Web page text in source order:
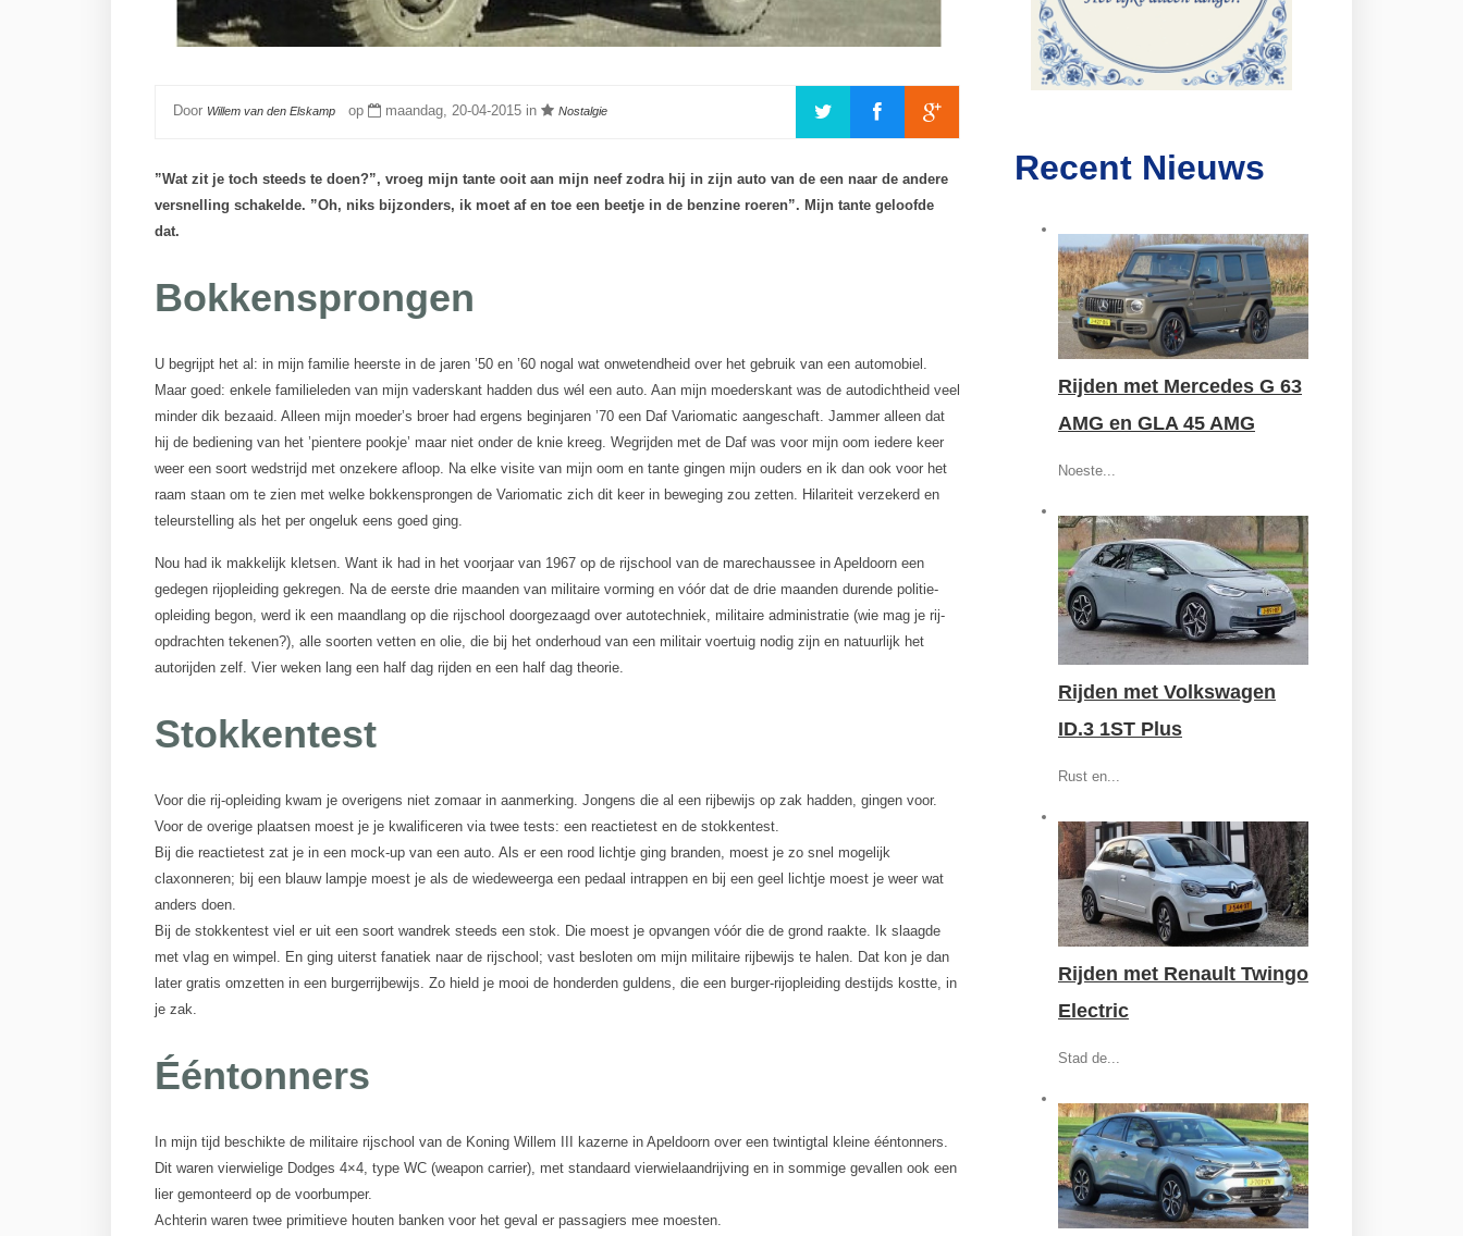
Door Willem van den Elskamp op maandag, 20-04-2015 in Nostalgie
”Wat zit je toch steeds te doen?”, vroeg mijn tante ooit aan mijn neef zodra hij in zijn auto van de een naar de andere
versnelling schakelde. ”Oh, niks bijzonders, ik moet af en toe een beetje in de benzine roeren”. Mijn tante geloofde
dat.
Bokkensprongen
U begrijpt het al: in mijn familie heerste in de jaren ’50 en ’60 nogal wat onwetendheid over het gebruik van een automobiel.
Maar goed: enkele familieleden van mijn vaderskant hadden dus wél een auto. Aan mijn moederskant was de autodichtheid veel
minder dik bezaaid. Alleen mijn moeder’s broer had ergens beginjaren ’70 een Daf Variomatic aangeschaft. Jammer alleen dat
hij de bediening van het ’pientere pookje’ maar niet onder de knie kreeg. Wegrijden met de Daf was voor mijn oom iedere keer
weer een soort wedstrijd met onzekere afloop. Na elke visite van mijn oom en tante gingen mijn ouders en ik dan ook voor het
raam staan om te zien met welke bokkensprongen de Variomatic zich dit keer in beweging zou zetten. Hilariteit verzekerd en
teleurstelling als het per ongeluk eens goed ging.
Nou had ik makkelijk kletsen. Want ik had in het voorjaar van 1967 op de rijschool van de marechaussee in Apeldoorn een
gedegen rijopleiding gekregen. Na de eerste drie maanden van militaire vorming en vóór dat de drie maanden durende politie-
opleiding begon, werd ik een maandlang op die rijschool doorgezaagd over autotechniek, militaire administratie (wie mag je rij-
opdrachten tekenen?), alle soorten vetten en olie, die bij het onderhoud van een militair voertuig nodig zijn en natuurlijk het
autorijden zelf. Vier weken lang een half dag rijden en een half dag theorie.
Stokkentest
Voor die rij-opleiding kwam je overigens niet zomaar in aanmerking. Jongens die al een rijbewijs op zak hadden, gingen voor.
Voor de overige plaatsen moest je je kwalificeren via twee tests: een reactietest en de stokkentest.
Bij die reactietest zat je in een mock-up van een auto. Als er een rood lichtje ging branden, moest je zo snel mogelijk
claxonneren; bij een blauw lampje moest je als de wiedeweerga een pedaal intrappen en bij een geel lichtje moest je weer wat
anders doen.
Bij de stokkentest viel er uit een soort wandrek steeds een stok. Die moest je opvangen vóór die de grond raakte. Ik slaagde
met vlag en wimpel. En ging uiterst fanatiek naar de rijschool; vast besloten om mijn militaire rijbewijs te halen. Dat kon je dan
later gratis omzetten in een burgerrijbewijs. Zo hield je mooi de honderden guldens, die een burger-rijopleiding destijds kostte, in
je zak.
Ééntonners
In mijn tijd beschikte de militaire rijschool van de Koning Willem III kazerne in Apeldoorn over een twintigtal kleine ééntonners.
Dit waren vierwielige Dodges 4×4, type WC (weapon carrier), met standaard vierwielaandrijving en in sommige gevallen ook een
lier gemonteerd op de voorbumper.
Achterin waren twee primitieve houten banken voor het geval er passagiers mee moesten.
Recent Nieuws
Rijden met Mercedes G 63
AMG en GLA 45 AMG
Noeste...
Rijden met Volkswagen
ID.3 1ST Plus
Rust en...
Rijden met Renault Twingo
Electric
Stad de...